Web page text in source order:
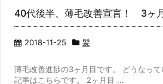
40代後半、薄毛改善宣言！ 3ヶ
2018-11-25 髪
薄毛改善進捗の3ヶ月目です。 どうなっ
記事はこちらです。 2ヶ月目 ...